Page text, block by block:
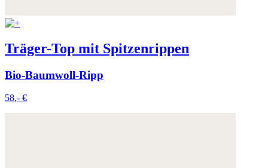
Träger-Top mit Spitzenrippen
Bio-Baumwoll-Ripp
58,- €